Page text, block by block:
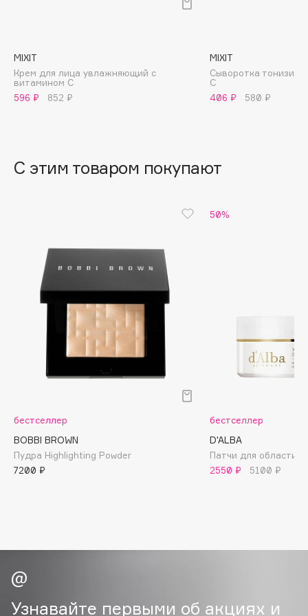
Baffy
Balmain Hair Couture
ЭКСКЛЮЗИВ
Banderas
Beauty Pati
Beverly Hills Polo Club
Biodance
Bioderma
Biorepair
Bobbi Brown
BOOMSHOP
BORK
MIXIT
Крем для лица увлажняющий с
витамином С
596 ₽
852 ₽
MIXIT
Сыворотка
С
406 ₽
580 ₽
С этим товаром покупают
бестселлер
BOBBI BROWN
Пудра Highlighting Powder
7200 ₽
50%
бестселлер
D'ALBA
Патчи для области
2550 ₽
5100 ₽
Узнавайте первыми об акциях и